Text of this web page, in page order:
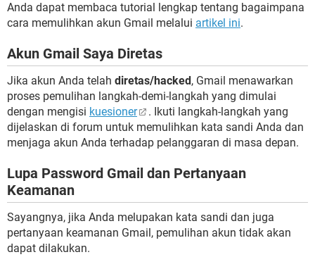
Anda dapat membaca tutorial lengkap tentang bagaimpana
cara memulihkan akun Gmail melalui artikel ini.
Akun Gmail Saya Diretas
Jika akun Anda telah diretas/hacked, Gmail menawarkan
proses pemulihan langkah-demi-langkah yang dimulai
dengan mengisi kuesioner
. Ikuti langkah-langkah yang
dijelaskan di forum untuk memulihkan kata sandi Anda dan
menjaga akun Anda terhadap pelanggaran di masa depan.
Lupa Password Gmail dan Pertanyaan
Keamanan
Sayangnya, jika Anda melupakan kata sandi dan juga
pertanyaan keamanan Gmail, pemulihan akun tidak akan
dapat dilakukan.